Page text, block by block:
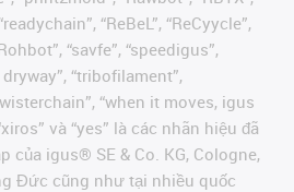
“ReBeL”, “ReCyycle”,
“savfe”, “speedigus”,
“tribofilament”,
“when it moves, igus
và “yes” là các nhãn hiệu đã
của igus® SE & Co. KG, Cologne,
Đức cũng như tại nhiều quốc